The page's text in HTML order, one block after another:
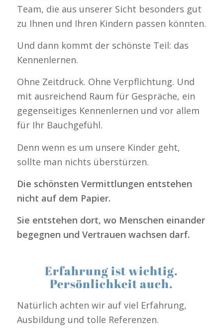
Team, die aus unserer Sicht besonders gut
zu Ihnen und Ihren Kindern passen könnten.
Und dann kommt der schönste Teil: das
Kennenlernen.
Ohne Zeitdruck. Ohne Verpflichtung. Und
mit ausreichend Raum für Gespräche, ein
gegenseitiges Kennenlernen und vor allem
für Ihr Bauchgefühl.
Denn wenn es um unsere Kinder geht,
sollte man nichts überstürzen.
Die schönsten Vermittlungen entstehen
nicht auf dem Papier.
Sie entstehen dort, wo Menschen einander
begegnen und Vertrauen wachsen darf.
Erfahrung ist wichtig.
Persönlichkeit auch.
Natürlich achten wir auf viel Erfahrung,
Ausbildung und tolle Referenzen.